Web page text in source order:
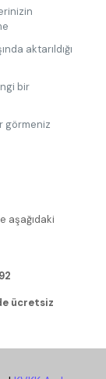
aktarıldığı
bir
görmeniz
aşağıdaki
ücretsiz